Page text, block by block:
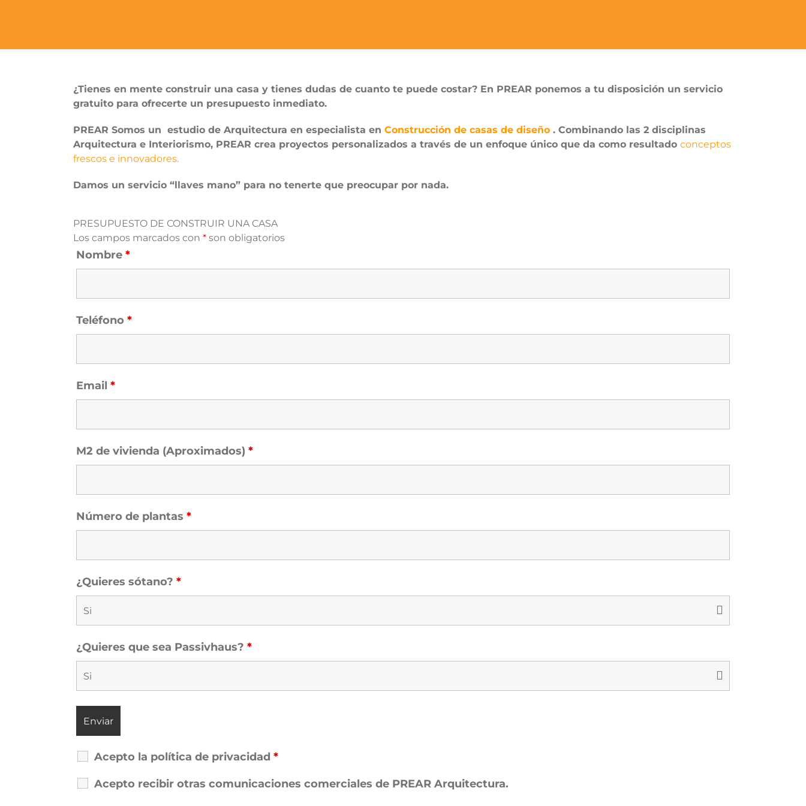
¿Tienes en mente construir una casa y tienes dudas de cuanto te puede costar? En PREAR ponemos a tu disposición un servicio
gratuito para ofrecerte un presupuesto inmediato.
PREAR Somos un estudio de Arquitectura en especialista en Construcción de casas de diseño . Combinando las 2 disciplinas
Arquitectura e Interiorismo, PREAR crea proyectos personalizados a través de un enfoque único que da como resultado conceptos
frescos e innovadores.
Damos un servicio “llaves mano” para no tenerte que preocupar por nada.
PRESUPUESTO DE CONSTRUIR UNA CASA
Los campos marcados con * son obligatorios
Nombre *
Teléfono *
Email *
M2 de vivienda (Aproximados) *
Número de plantas *
¿Quieres sótano? *
¿Quieres que sea Passivhaus? *
Acepto la política de privacidad *
Acepto recibir otras comunicaciones comerciales de PREAR Arquitectura.
Diseño